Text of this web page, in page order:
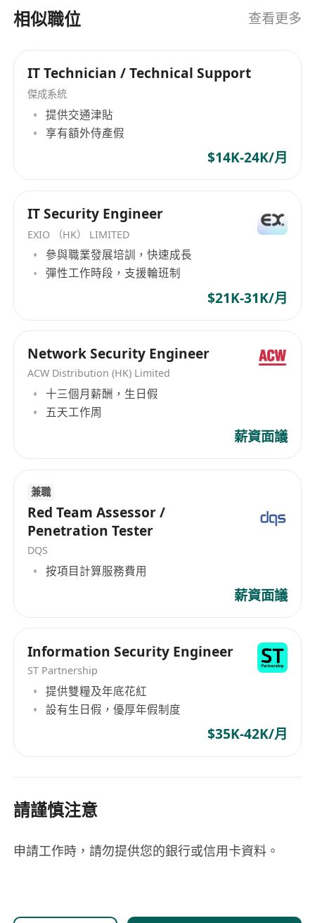
相似職位 查看更多
IT Technician / Technical Support
傑成系統
提供交通津貼
享有額外侍產假
$14K-24K/月
IT Security Engineer
EXIO （HK） LIMITED
參與職業發展培訓，快速成長
彈性工作時段，支援輪班制
$21K-31K/月
Network Security Engineer
ACW Distribution (HK) Limited
十三個月薪酬，生日假
五天工作周
薪資面議
兼職
Red Team Assessor /
Penetration Tester
DQS
按項目計算服務費用
薪資面議
Information Security Engineer
ST Partnership
提供雙糧及年底花紅
設有生日假，優厚年假制度
$35K-42K/月
請謹慎注意
申請工作時，請勿提供您的銀行或信用卡資料。